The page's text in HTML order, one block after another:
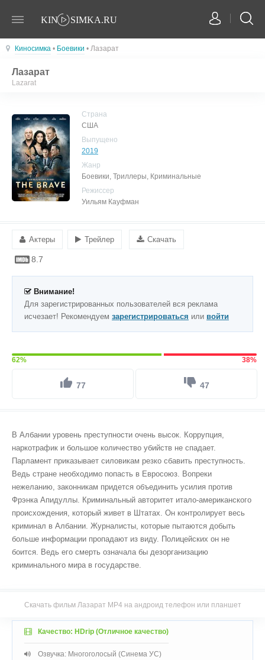
Киносимка • Боевики • Лазарат
Лазарат
Lazarat
Страна
США
Выпущено
2019
Жанр
Боевики, Триллеры, Криминальные
Режиссер
Уильям Кауфман
Актеры Трейлер Скачать
8.7
Внимание!
Для зарегистрированных пользователей вся реклама
исчезает! Рекомендуем зарегистрироваться или войти
62% 38%
77 47
В Албании уровень преступности очень высок. Коррупция,
наркотрафик и большое количество убийств не спадает.
Парламент приказывает силовикам резко сбавить преступность.
Ведь стране необходимо попасть в Евросоюз. Вопреки
нежеланию, законникам придется объединить усилия против
Фрэнка Апидуллы. Криминальный авторитет итало-американского
происхождения, который живет в Штатах. Он контролирует весь
криминал в Албании. Журналисты, которые пытаются добыть
больше информации пропадают из виду. Полицейских он не
боится. Ведь его смерть означала бы дезорганизацию
криминального мира в государстве.
Скачать фильм Лазарат MP4 на андроид телефон или планшет
Качество: HDrip (Отличное качество)
Озвучка: Многоголосый (Синема УС)